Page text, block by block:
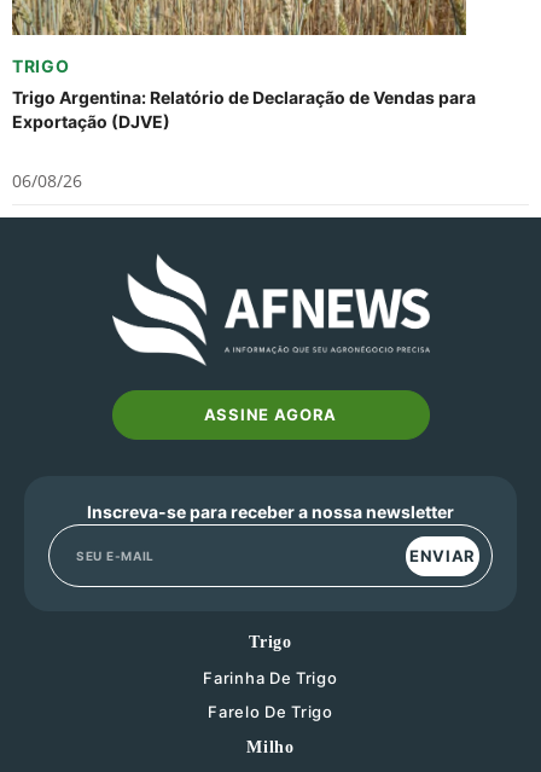
TRIGO
Trigo Argentina: Relatório de Declaração de Vendas para
Exportação (DJVE)
06/08/26
ASSINE AGORA
Inscreva-se para receber a nossa newsletter
ENVIAR
Trigo
Farinha De Trigo
Farelo De Trigo
Milho